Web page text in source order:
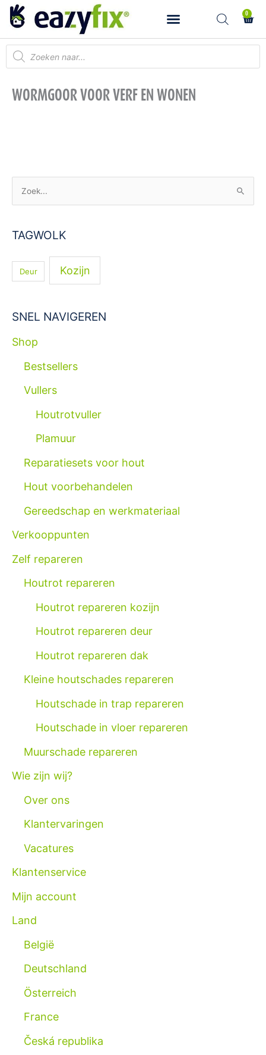
naar
inhoud
0
Producten
zoeken
WORMGOOR VOOR VERF EN WONEN
k
:
TAGWOLK
Deur Kozijn
SNEL NAVIGEREN
Shop
Bestsellers
Vullers
Houtrotvuller
Plamuur
Reparatiesets voor hout
Hout voorbehandelen
Gereedschap en werkmateriaal
Verkooppunten
Zelf repareren
Houtrot repareren
Houtrot repareren kozijn
Houtrot repareren deur
Houtrot repareren dak
Kleine houtschades repareren
Houtschade in trap repareren
Houtschade in vloer repareren
Muurschade repareren
Wie zijn wij?
Over ons
Klantervaringen
Vacatures
Klantenservice
Mijn account
Land
België
Deutschland
Österreich
France
Česká republika